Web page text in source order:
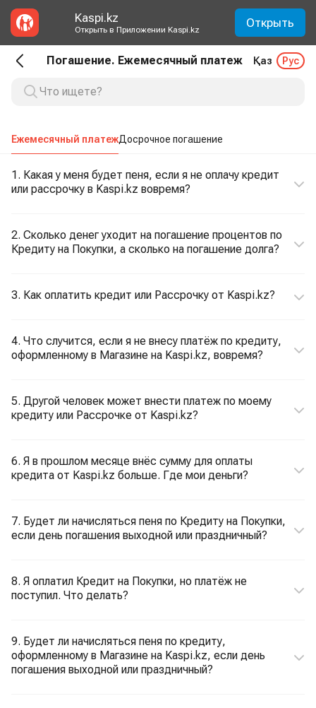
Kaspi.kz
Открыть в Приложении Kaspi.kz Открыть
Погашение. Ежемесячный платеж Қаз Рус
Ежемесячный платежДосрочное погашение
1. Какая у меня будет пеня, если я не оплачу кредит
или рассрочку в Kaspi.kz вовремя?
2. Сколько денег уходит на погашение процентов по
Кредиту на Покупки, а сколько на погашение долга?
3. Как оплатить кредит или Рассрочку от Kaspi.kz?
4. Что случится, если я не внесу платёж по кредиту,
оформленному в Магазине на Kaspi.kz, вовремя?
5. Другой человек может внести платеж по моему
кредиту или Рассрочке от Kaspi.kz?
6. Я в прошлом месяце внёс сумму для оплаты
кредита от Kaspi.kz больше. Где мои деньги?
7. Будет ли начисляться пеня по Кредиту на Покупки,
если день погашения выходной или праздничный?
8. Я оплатил Кредит на Покупки, но платёж не
поступил. Что делать?
9. Будет ли начисляться пеня по кредиту,
оформленному в Магазине на Kaspi.kz, если день
погашения выходной или праздничный?